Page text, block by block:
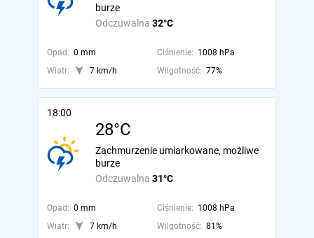
Odczuwalna 32°C
burze
Opad: 0 mm Ciśnienie: 1008 hPa
Wiatr:
7 km/h Wilgotność: 77%
18:00
28°C
Odczuwalna 31°C
Zachmurzenie umiarkowane, możliwe
burze
Opad: 0 mm Ciśnienie: 1008 hPa
Wiatr:
7 km/h Wilgotność: 81%